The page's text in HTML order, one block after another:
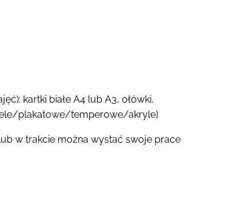
kartki białe A4 lub A3, ołówki,
plakatowe/temperowe/akryle)
w trakcie można wystać swoje prace